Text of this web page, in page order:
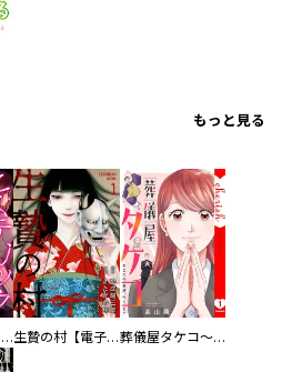
もっと見る
ヒステリック・ハーレム～搾られる男と堕ちる女～【電子単行本版】 生贄の村【電子単行本版】 葬儀屋タケコ～あなたの最期、叶えます【電子単行本版】